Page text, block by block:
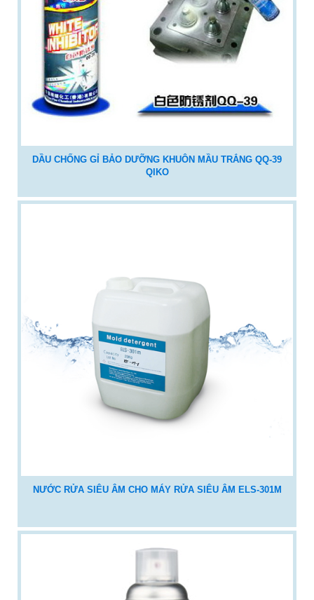
DẦU CHỐNG GỈ BẢO DƯỠNG KHUÔN MẦU TRẮNG QQ-39
QIKO
NƯỚC RỬA SIÊU ÂM CHO MÁY RỬA SIÊU ÂM ELS-301M